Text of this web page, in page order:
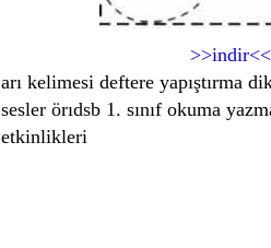
>>indir<<
arı kelimesi deftere yapıştırma
sesler örıdsb 1. sınıf okuma
etkinlikleri